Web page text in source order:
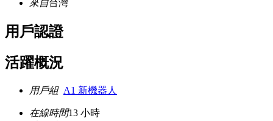
來自台灣
用戶認證
活躍概況
用戶組 A1 新機器人
在線時間13 小時